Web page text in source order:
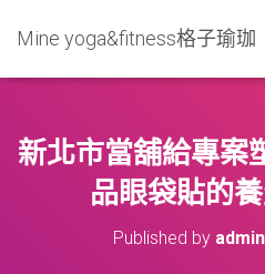
Mine yoga&fitness格子瑜珈
新北市當舖給專案
品眼袋貼的
Published by admin